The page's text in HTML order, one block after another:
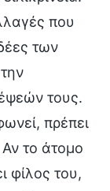
που
των
τους.
πρέπει
Αν το άτομο
φίλος του,